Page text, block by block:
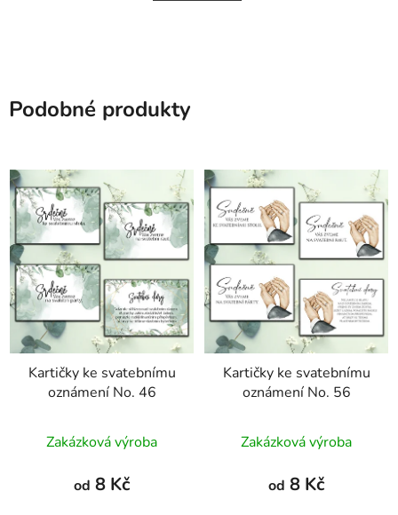
Podobné produkty
Kartičky ke svatebnímu
oznámení No. 46
Zakázková výroba
od 8 Kč
Kartičky ke svatebnímu
oznámení No. 56
Zakázková výroba
od 8 Kč